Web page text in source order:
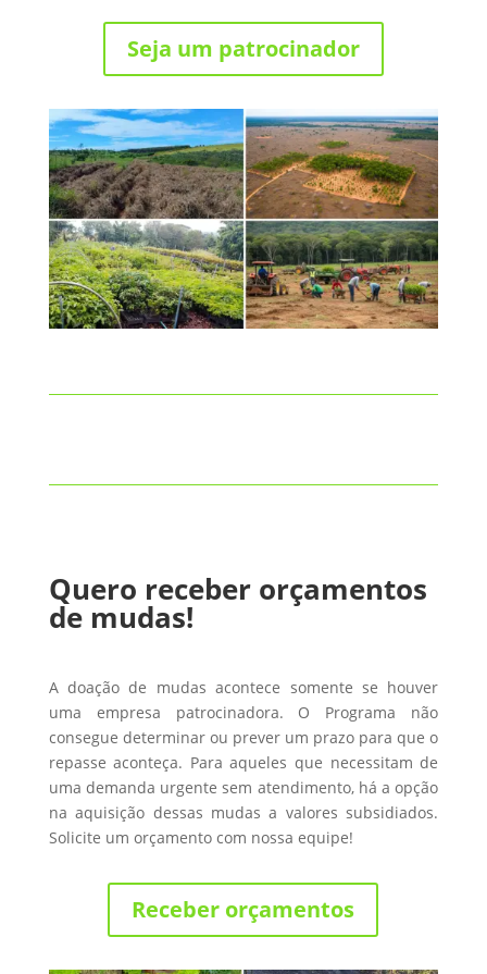
Seja um patrocinador
Quero receber orçamentos
de mudas!
A doação de mudas acontece somente se houver
uma empresa patrocinadora. O Programa não
consegue determinar ou prever um prazo para que o
repasse aconteça. Para aqueles que necessitam de
uma demanda urgente sem atendimento, há a opção
na aquisição dessas mudas a valores subsidiados.
Solicite um orçamento com nossa equipe!
Receber orçamentos